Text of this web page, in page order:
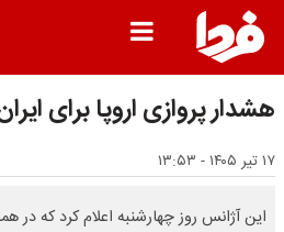
هشدار پروازی اروپا برای
۱۷ تیر ۱۴۰۵ - ۱۳:۵۳
این آژانس روز چهارشنبه اعلام کرد که در